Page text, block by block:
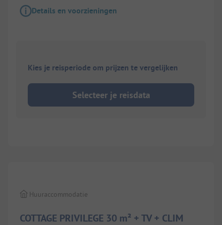
Details en voorzieningen
Kies je reisperiode om prijzen te vergelijken
Selecteer je reisdata
COTTAGE PRIVILEGE 30 m² + TV + CLIM
Huuraccommodatie